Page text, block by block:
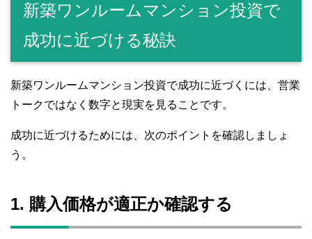
新築ワンルームマンション投資で
成功に近づける秘訣
新築ワンルームマンション投資で成功に近づくには、営業
トークではなく数字と現実を見ることです。
成功に近づけるためには、次のポイントを確認しましょ
う。
1. 購入価格が適正か確認する